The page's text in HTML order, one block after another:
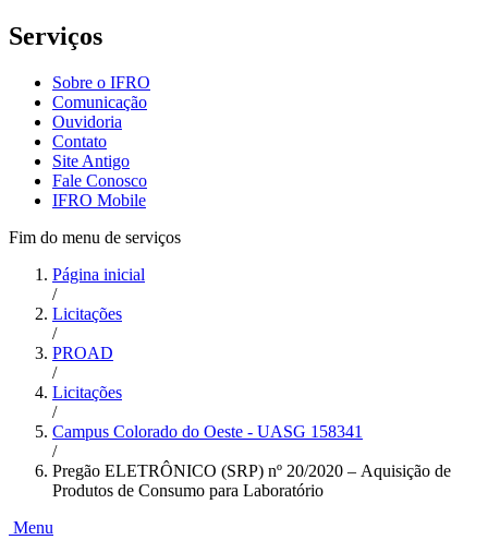
Serviços
Sobre o IFRO
Comunicação
Ouvidoria
Contato
Site Antigo
Fale Conosco
IFRO Mobile
Fim do menu de serviços
Página inicial
/
Licitações
/
PROAD
/
Licitações
/
Campus Colorado do Oeste - UASG 158341
/
Pregão ELETRÔNICO (SRP) nº 20/2020 – Aquisição de
Produtos de Consumo para Laboratório
Menu